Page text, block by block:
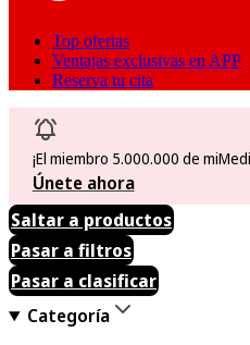
Top ofertas
Ventajas exclusivas en APP
Reserva tu cita
¡El miembro 5.000.000 de
Únete ahora
Saltar a productos
Pasar a filtros
Pasar a clasificar
Categoría